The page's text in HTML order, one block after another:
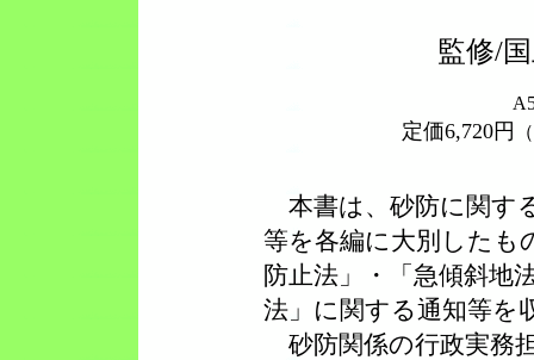
監修/
定価6,720円
本書は、砂防に関す
等を各編に大別したも
防止法」・「急傾斜地
法」に関する通知等を
砂防関係の行政実務